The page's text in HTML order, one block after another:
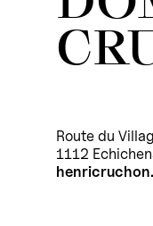
Route du
1112